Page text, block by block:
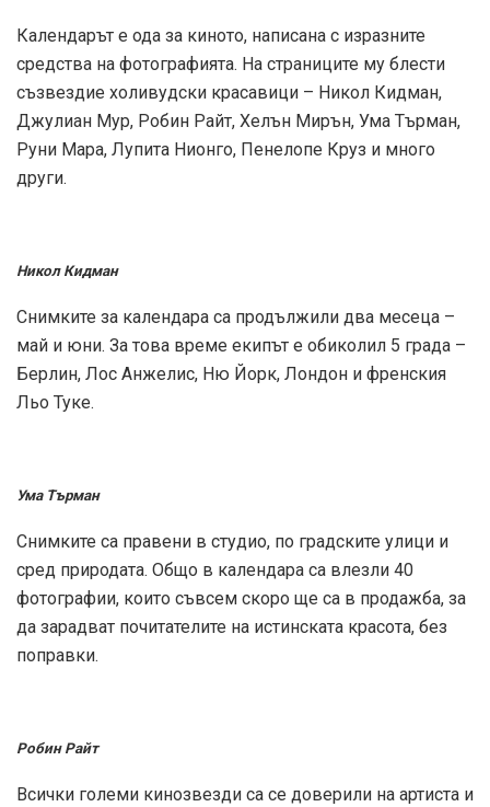
Календарът е ода за киното, написана с изразните
средства на фотографията. На страниците му блести
съзвездие холивудски красавици – Никол Кидман,
Джулиан Мур, Робин Райт, Хелън Мирън, Ума Търман,
Руни Мара, Лупита Нионго, Пенелопе Круз и много
други.
Никол Кидман
Снимките за календара са продължили два месеца –
май и юни. За това време екипът е обиколил 5 града –
Берлин, Лос Анжелис, Ню Йорк, Лондон и френския
Льо Туке.
Ума Търман
Снимките са правени в студио, по градските улици и
сред природата. Общо в календара са влезли 40
фотографии, които съвсем скоро ще са в продажба, за
да зарадват почитателите на истинската красота, без
поправки.
Робин Райт
Всички големи кинозвезди са се доверили на артиста и